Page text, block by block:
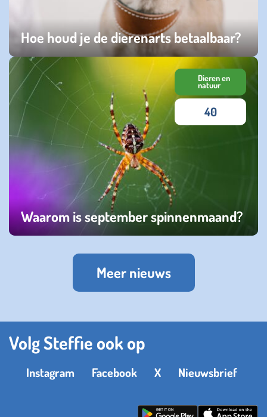
Hoe houd je de dierenarts betaalbaar?
vrijdag 17 oktober 2025
Waarom is september spinnenmaand?
Dieren en
natuur
40
Meer nieuws
Volg Steffie ook op
Instagram Facebook X Nieuwsbrief